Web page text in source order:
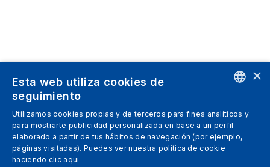
SPANISH
ITALIAN
×
Esta web utiliza cookies de
seguimiento
Utilizamos cookies propias y de terceros para fines analíticos y
para mostrarte publicidad personalizada en base a un perfil
elaborado a partir de tus hábitos de navegación (por ejemplo,
páginas visitadas). Puedes ver nuestra politica de cookie
haciendo clic aqui